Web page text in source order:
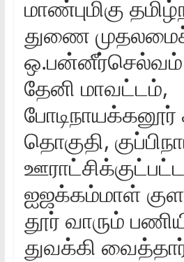
மாண்புமிகு
துணை
தேனி மாவட்டம்‌,
தொகுதி,
ஊராட்சிக்குட்பட்ட
ஐஜக்கம்மாள்‌
தூர்‌ வாரும்‌
துவக்கி